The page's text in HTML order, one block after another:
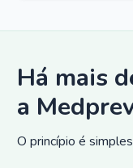
Há mais
a
O princípio é